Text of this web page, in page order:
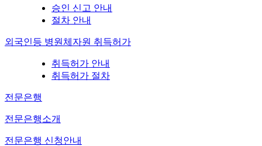
승인 신고 안내
절차 안내
외국인등 병원체자원 취득허가
취득허가 안내
취득허가 절차
전문은행
전문은행소개
전문은행 신청안내